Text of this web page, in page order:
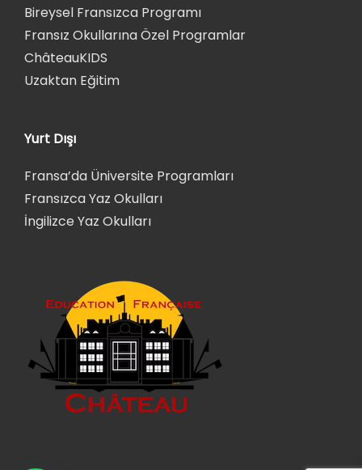
Bireysel Fransızca Programı
Fransız Okullarına Özel Programlar
ChâteauKIDS
Uzaktan Eğitim
Yurt Dışı
Fransa’da Üniversite Programları
Fransızca Yaz Okulları
İngilizce Yaz Okulları